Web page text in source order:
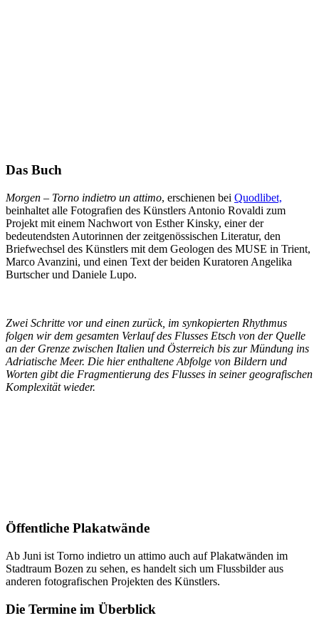
Das Buch
Morgen – Torno indietro un attimo, erschienen bei Quodlibet,
beinhaltet alle Fotografien des Künstlers Antonio Rovaldi zum
Projekt mit einem Nachwort von Esther Kinsky, einer der
bedeutendsten Autorinnen der zeitgenössischen Literatur, den
Briefwechsel des Künstlers mit dem Geologen des MUSE in Trient,
Marco Avanzini, und einen Text der beiden Kuratoren Angelika
Burtscher und Daniele Lupo.
Zwei Schritte vor und einen zurück, im synkopierten Rhythmus
folgen wir dem gesamten Verlauf des Flusses Etsch von der Quelle
an der Grenze zwischen Italien und Österreich bis zur Mündung ins
Adriatische Meer. Die hier enthaltene Abfolge von Bildern und
Worten gibt die Fragmentierung des Flusses in seiner geografischen
Komplexität wieder.
Öffentliche Plakatwände
Ab Juni ist Torno indietro un attimo auch auf Plakatwänden im
Stadtraum Bozen zu sehen, es handelt sich um Flussbilder aus
anderen fotografischen Projekten des Künstlers.
Die Termine im Überblick